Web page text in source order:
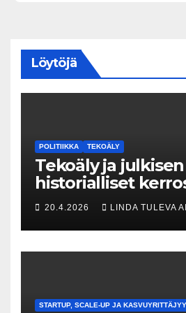
Löytöjä
POLITIIKKA TEKOÄLY
Tekoäly ja
historialliset
Kuka uskaltaa
menneisyyden
20.4.2026 LINDA TULEVA AI
STARTUP, SCALE-UP JA